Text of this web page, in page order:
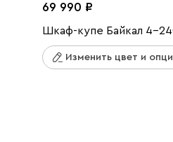
69 990
Изменить цвет и